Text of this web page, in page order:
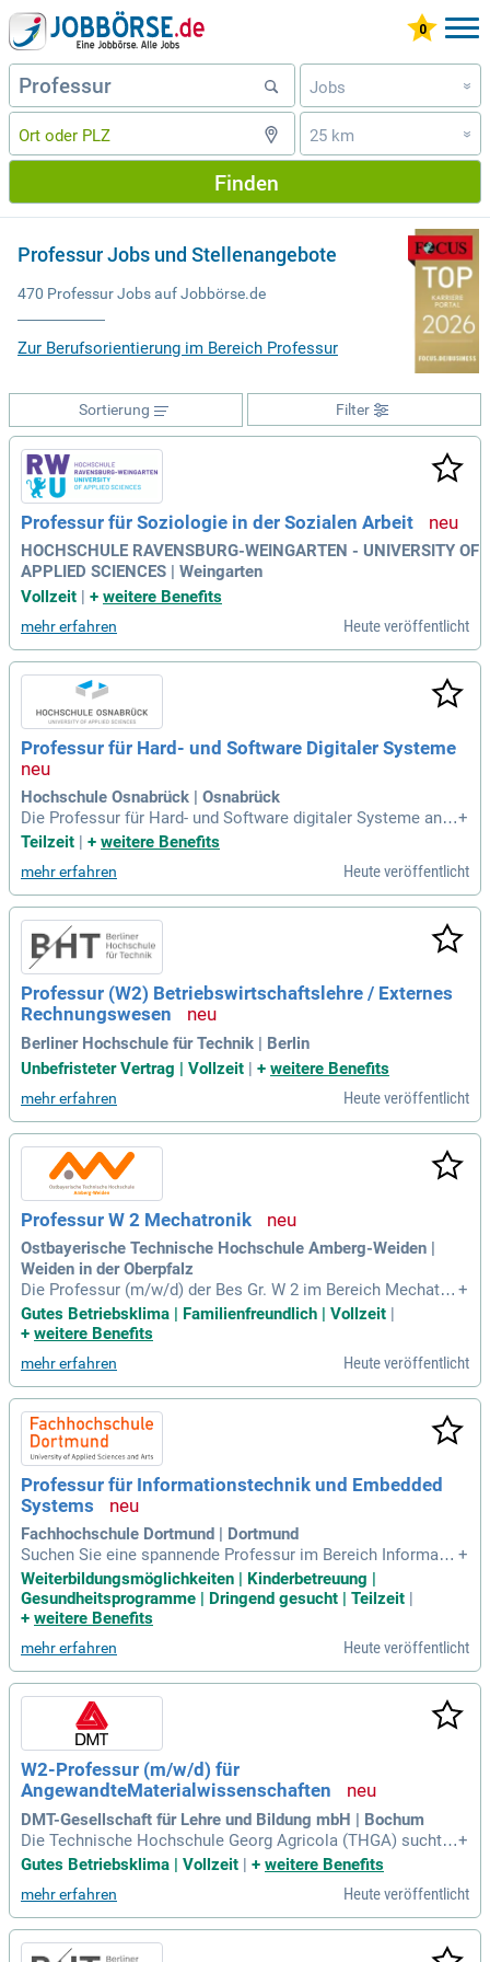
Jobs »
25 km »
Finden
Professur Jobs und Stellenangebote
470 Professur Jobs auf Jobbörse.de
Zur Berufsorientierung im Bereich Professur
Filter
Sortierung
Professur für Soziologie in der Sozialen Arbeit
HOCHSCHULE RAVENSBURG-WEINGARTEN - UNIVERSITY OF
APPLIED SCIENCES | Weingarten
Vollzeit | + weitere Benefits
mehr erfahren Heute veröffentlicht
Professur für Hard- und Software Digitaler Systeme
Hochschule Osnabrück | Osnabrück
Die Professur für Hard- und Software digitaler Systeme an d
er Fakultät Ingenieurwissenschaften und Informatik bietet ei
mfasst praxisnahe Veranstaltungen in den Bachelor- und Ma
ster-Studiengängen wie Elektrotechnik, Mechatronik und Inf
ormatik. Ein besonderer Fokus liegt auf Digital- und Mikrore
chnertechnik sowie der Entwicklung moderner Hard- und So
ftware-Systeme. Die Hochschule Osnabrück fördert einen a
ktiven, respektvollen Austausch in der Lehr-Lern-Gemeinsch
aft. Nutzen Sie die Chance, interdisziplinär an aktuellen Frag
estellungen zu forschen. Bewerben Sie sich jetzt und gestalt
en Sie die Zukunft der digitalen Systeme mit!
+
Teilzeit
+ weitere Benefits
mehr erfahren Heute veröffentlicht
Professur (W2) Betriebswirtschaftslehre / Externes
Rechnungswesen
Berliner Hochschule für Technik | Berlin
Unbefristeter Vertrag | Vollzeit | + weitere Benefits
mehr erfahren Heute veröffentlicht
Professur W 2 Mechatronik
Ostbayerische Technische Hochschule Amberg-Weiden |
Weiden in der Oberpfalz
Die Professur (m/w/d) der Bes Gr. W 2 im Bereich Mechatro
nik (Kennziffer 9088) sucht eine engagierte Persönlichkeit.
Diese Position erfordert umfangreiche Kompetenzen in Mec
rung. Die ideale Bewerberin oder der ideale Bewerber vermit
telt theoretische Grundlagen sowie aktuelle Anwendungen d
er Mechatronik. Ziel ist es, Studierende praxisnah auf die H
erausforderungen der Industrie vorzubereiten. Die Fakultät b
ietet eine moderne Infrastruktur, einschließlich einer Smart
Factory und spezialisierten Laboren. Bewerbungen von quali
fizierten Kandidaten sind herzlich willkommen und stärken u
nsere innovative Lehre.
+
Gutes Betriebsklima | Familienfreundlich | Vollzeit |
+ weitere Benefits
mehr erfahren Heute veröffentlicht
Professur für Informationstechnik und Embedded
Systems
Fachhochschule Dortmund | Dortmund
Suchen Sie eine spannende Professur im Bereich Informatio
nstechnik und Embedded Systems? Verstärken Sie unseren
Fachbereich, der innovative Studiengänge in Informationste
chnik (IT) anbietet. Sie bringen Expertise in Robotik, Künstli
ch in der Lehre und angewandten Forschung. Ihre Aufgaben
umfassen die Durchführung von Lehrveranstaltungen sowoh
l auf Deutsch als auch auf Englisch. Setzen Sie kreative Ide
en um und fördern Sie den Austausch zwischen Forschung
und Lehre. Bewerben Sie sich jetzt und gestalten Sie die Zuk
unft der Informationstechnik mit!
+
Weiterbildungsmöglichkeiten | Kinderbetreuung |
Gesundheitsprogramme | Dringend gesucht | Teilzeit
+ weitere Benefits
mehr erfahren Heute veröffentlicht
W2-Professur (m/w/d) für
AngewandteMaterialwissenschaften
DMT-Gesellschaft für Lehre und Bildung mbH | Bochum
Die Technische Hochschule Georg Agricola (THGA) sucht z
um Sommersemester 2027 eine W2-Professur (m/w/d) für
eich Maschinenbau und Materialwissenschaften bietet Ihne
n die Chance, Ihre Leidenschaft für Lehre und Forschung ein
zubringen. Sie gestalten die Ausbildung unserer Studierende
+
Gutes Betriebsklima | Vollzeit | + weitere Benefits
mehr erfahren Heute veröffentlicht